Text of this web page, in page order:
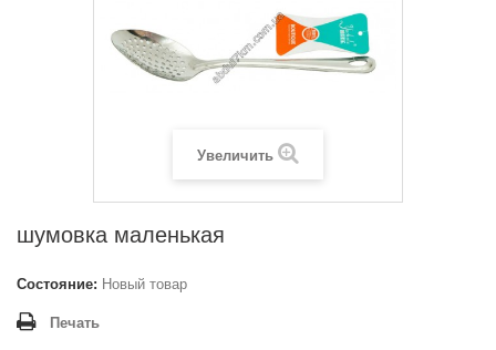
Увеличить
шумовка маленькая
Состояние: Новый товар
Печать